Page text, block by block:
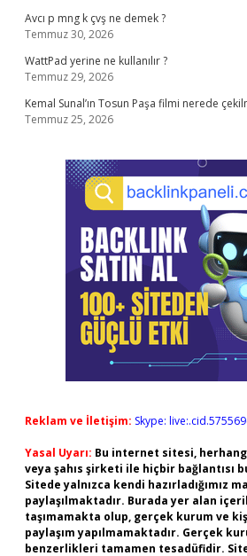
Avcı p mng k çvş ne demek ?
Temmuz 30, 2026
WattPad yerine ne kullanılır ?
Temmuz 29, 2026
Kemal Sunal’ın Tosun Paşa filmi nerede
Temmuz 25, 2026
Reklam ve İletişim: Skype:
Yasal Uyarı: Bu internet sitesi,
veya şahıs şirketi ile hiçbir bağlantısı
Sitede yalnızca kendi hazırladığımız
paylaşılmaktadır. Burada yer alan
taşımamakta olup, gerçek kurum ve
paylaşım yapılmamaktadır. Gerçek
benzerlikleri tamamen tesadüfidir.